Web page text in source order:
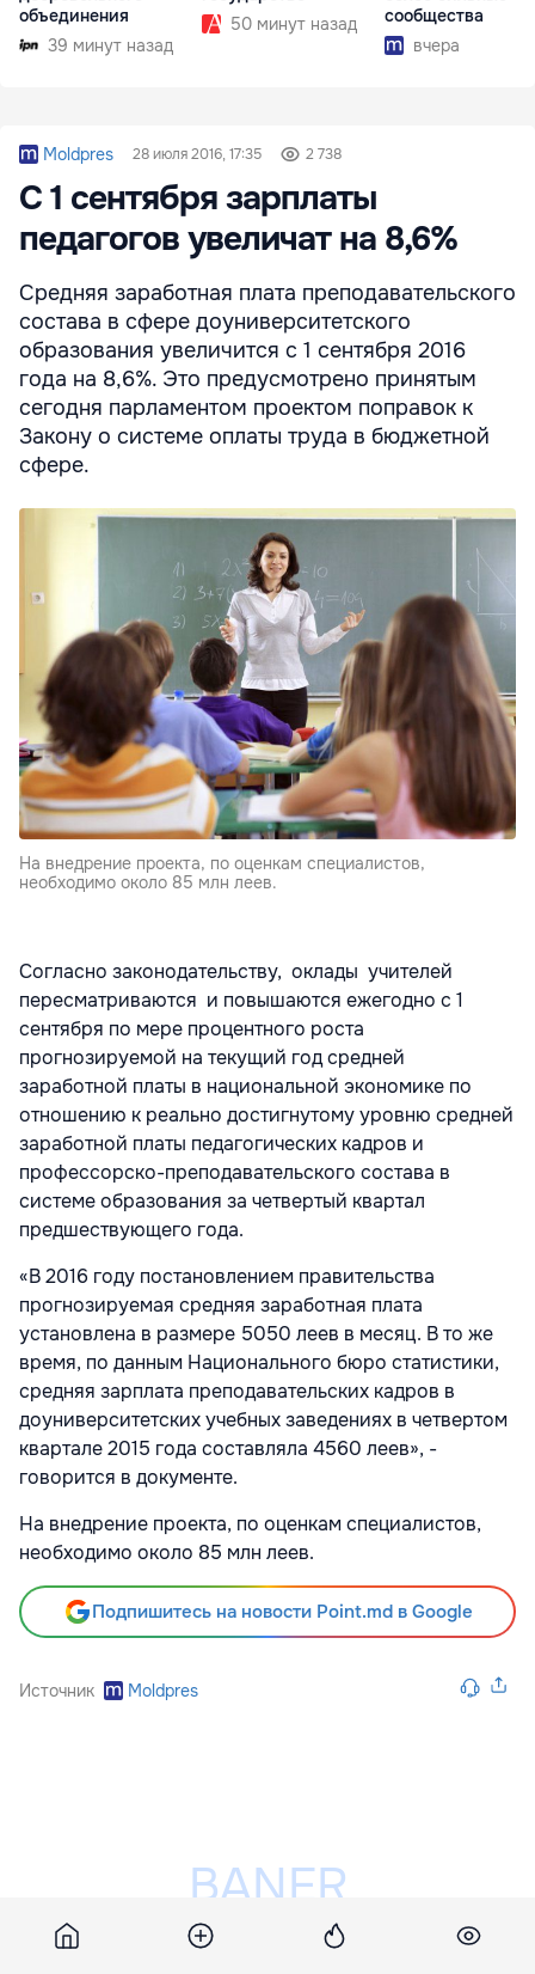
объединения
39 минут назад
50 минут назад
сообщества
вчера
Moldpres 28 июля 2016, 17:35 2 738
С 1 сентября зарплаты
педагогов увеличат на 8,6%
Средняя заработная плата преподавательского
состава в сфере доуниверситетского
образования увеличится с 1 сентября 2016
года на 8,6%. Это предусмотрено принятым
сегодня парламентом проектом поправок к
Закону о системе оплаты труда в бюджетной
сфере.
На внедрение проекта, по оценкам специалистов,
необходимо около 85 млн леев.
Согласно законодательству, оклады учителей
пересматриваются и повышаются ежегодно с 1
сентября по мере процентного роста
прогнозируемой на текущий год средней
заработной платы в национальной экономике по
отношению к реально достигнутому уровню средней
заработной платы педагогических кадров и
профессорско-преподавательского состава в
системе образования за четвертый квартал
предшествующего года.
«В 2016 году постановлением правительства
прогнозируемая средняя заработная плата
установлена в размере 5050 леев в месяц. В то же
время, по данным Национального бюро статистики,
средняя зарплата преподавательских кадров в
доуниверситетских учебных заведениях в четвертом
квартале 2015 года составляла 4560 леев», -
говорится в документе.
На внедрение проекта, по оценкам специалистов,
необходимо около 85 млн леев.
Подпишитесь на новости Point.md в Google
Источник Moldpres